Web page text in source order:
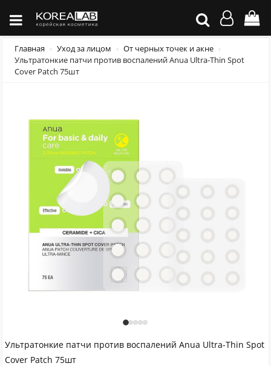
Главная Уход за лицом
От черных точек и акне
Ультратонкие патчи против воспалений Anua Ultra-Thin Spot
Cover Patch 75шт
Ультратонкие патчи против воспалений Anua Ultra-Thin Spot
Cover Patch 75шт